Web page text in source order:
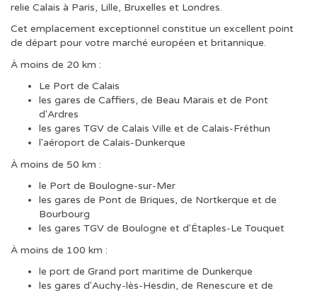
relie Calais à Paris, Lille, Bruxelles et Londres.
Cet emplacement exceptionnel constitue un excellent point
de départ pour votre marché européen et britannique.
À moins de 20 km :
Le Port de Calais
les gares de Caffiers, de Beau Marais et de Pont
d'Ardres
les gares TGV de Calais Ville et de Calais-Fréthun
l'aéroport de Calais-Dunkerque
À moins de 50 km :
le Port de Boulogne-sur-Mer
les gares de Pont de Briques, de Nortkerque et de
Bourbourg
les gares TGV de Boulogne et d'Étaples-Le Touquet
À moins de 100 km :
le port de Grand port maritime de Dunkerque
les gares d'Auchy-lès-Hesdin, de Renescure et de